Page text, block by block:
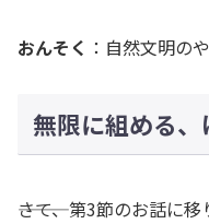
おんそく ：自然文明の
無限に組める、
―――さて、第3節のお話